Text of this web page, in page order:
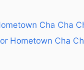
Cha Cha
Hometown Cha